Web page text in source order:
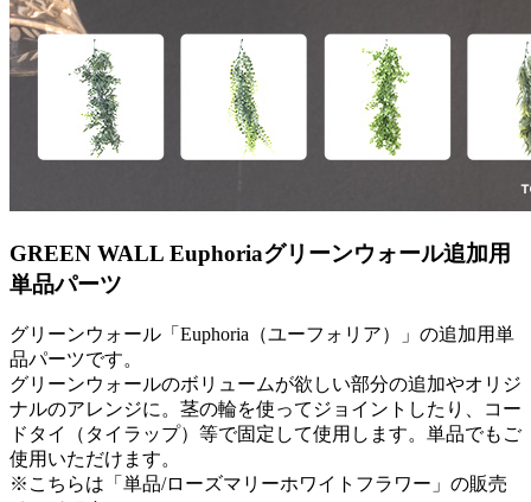
GREEN WALL Euphoriaグリーンウォール追加用
単品パーツ
グリーンウォール「Euphoria（ユーフォリア）」の追加用単
品パーツです。
グリーンウォールのボリュームが欲しい部分の追加やオリジ
ナルのアレンジに。茎の輪を使ってジョイントしたり、コー
ドタイ（タイラップ）等で固定して使用します。単品でもご
使用いただけます。
※こちらは「単品/ローズマリーホワイトフラワー」の販売